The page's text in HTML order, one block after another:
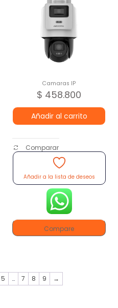
Camaras IP
$ 458.800
Añadir al carrito
Comparar
Añadir a la lista de deseos
Compare
5 … 7 8 9 →